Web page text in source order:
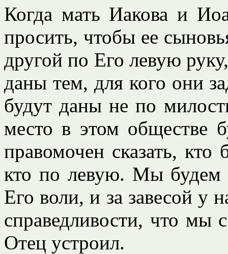
Когда мать Иакова и
просить, чтобы ее
другой по Его левую
даны тем, для кого они
будут даны не по
место в этом обществе
правомочен сказать,
кто по левую. Мы будем
Его воли, и за завесой у
справедливости, что мы
Отец устроил.